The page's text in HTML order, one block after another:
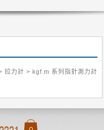
拉力計 > kgf.m 系列指針測力計